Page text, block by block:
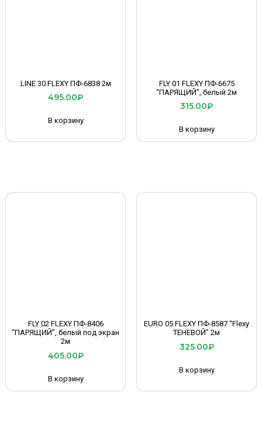
LINE 30 FLEXY ПФ-6838 2м
495.00₽
В корзину
FLY 01 FLEXY ПФ-6675
“ПАРЯЩИЙ”, белый 2м
315.00₽
В корзину
FLY 02 FLEXY ПФ-8406
“ПАРЯЩИЙ”, белый под экран
2м
405.00₽
В корзину
EURO 05 FLEXY ПФ-8587 “Flexy
ТЕНЕВОЙ” 2м
325.00₽
В корзину